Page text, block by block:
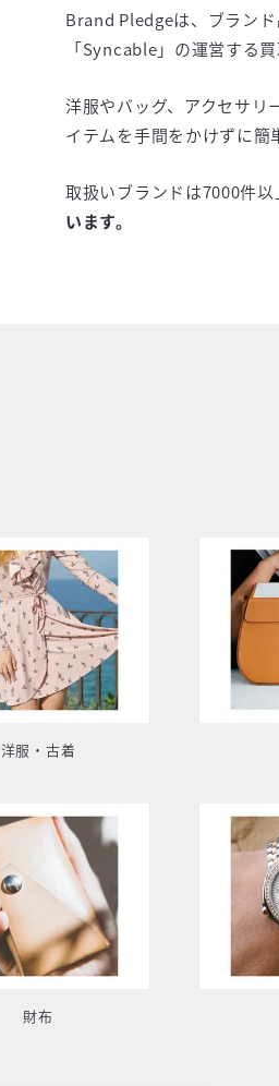
Brand Pledgeは、ブラン
「Syncable」の運営する
洋服やバッグ、アクセサリ
イテムを手間をかけずに簡
取扱いブランドは7000件以
います。
洋服・古着
財布